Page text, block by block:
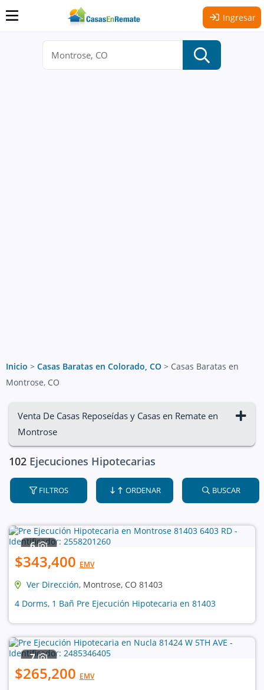
Ingresar
Inicio > Casas Baratas en Colorado, CO > Casas Baratas en
Montrose, CO
Venta De Casas Reposeídas y Casas en Remate en
Montrose
102 Ejecuciones Hipotecarias
FILTROS ORDENAR BUSCAR
6
$343,400 EMV
Ver Dirección, Montrose, CO 81403
4 Dorms, 1 Bañ Pre Ejecución Hipotecaria en 81403
7
$265,200 EMV